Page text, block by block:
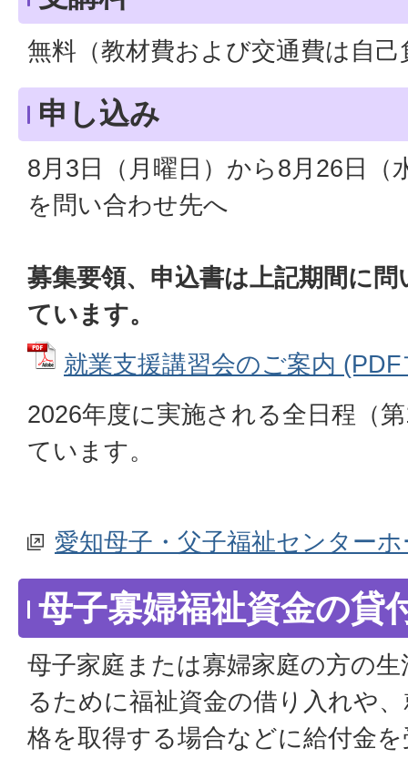
無料（教材費および交通費は自己
申し込み
8月3日（月曜日）から8月26日（
を問い合わせ先へ
募集要領、申込書は上記期間に
ています。
就業支援講習会のご案内
2026年度に実施される全日程（
ています。
愛知母子・父子福祉センター
母子寡婦福祉資金の貸
母子家庭または寡婦家庭の方の
るために福祉資金の借り入れや
格を取得する場合などに給付金